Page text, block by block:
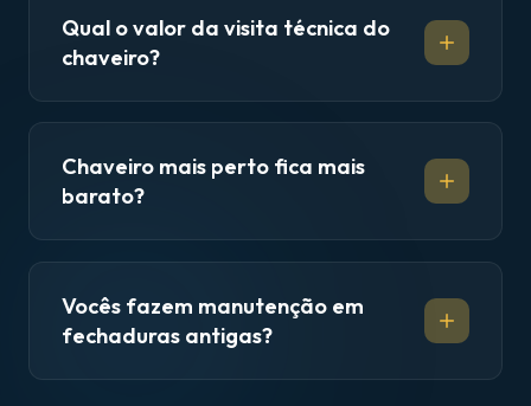
Qual o valor da visita técnica do
chaveiro?
Chaveiro mais perto fica mais
barato?
Vocês fazem manutenção em
fechaduras antigas?